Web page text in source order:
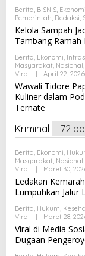
Berita, BISNIS, Ekonomi
Pemerintah, Redaksi,
Kelola Sampah
Tambang Ramah
Berita, Ekonomi,
Masyarakat, Nasional,
Viral
April 22, 2026
Wawali Tidore
Kuliner dalam
Ternate
Kriminal 72
Berita, Ekonomi,
Masyarakat, Nasional,
Viral
Maret 30,
Ledakan
Lumpuhkan Jalur
Berita, Hukum,
Viral
Maret 28,
Viral di Media
Dugaan